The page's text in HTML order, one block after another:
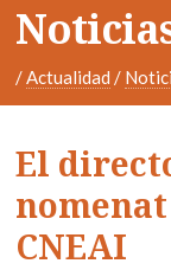
/Actualidad /
El
CNEAI